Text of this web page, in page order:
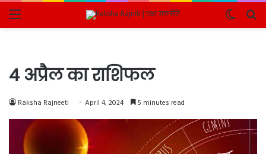
Menu
Switch
skin
4 अप्रैल का राशिफल
Raksha Rajneeti April 4, 2024 5 minutes read